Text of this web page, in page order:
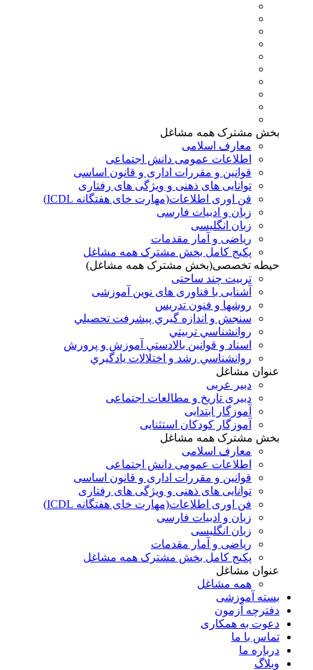
بخش مشترک همه مشاغل
معارف اسلامی
اطلاعات عمومی دانش اجتماعی
قوانین و مقررات اداری و قانون اساسی
توانایی های ذهنی و ویژگی های رفتاری
فن اوری اطلاعات(مهارت خای هفتگانه ICDL)
زبان و ادبیات فارسی
زبان انگلیسی
ریاضی و آمار مقدمات
پکیج کامل بخش مشترک همه مشاغل
حیطه تخصصی(بخش مشترک همه مشاغل)
تربیت چند ساحتی
آشنایی با فناوری های نوین آموزشی
روشها و فنون تدريس
سنجش و اندازه گيري پيشرفت تحصيلي
روانشناسي تربيتي
اسناد و قوانين بالادستي آموزش و پرورش
روانشناسي رشد و اختلالات يادگيري
عنوان مشاغل
دبير عربی
دبیری تاریخ و مطالعات اجتماعی
آموزگار ابتدایی
آموزگار کودکان استثنایی
بخش مشترک همه مشاغل
معارف اسلامی
اطلاعات عمومی دانش اجتماعی
قوانین و مقررات اداری و قانون اساسی
توانایی های ذهنی و ویژگی های رفتاری
فن اوری اطلاعات(مهارت خای هفتگانه ICDL)
زبان و ادبیات فارسی
زبان انگلیسی
ریاضی و آمار مقدمات
پکیج کامل بخش مشترک همه مشاغل
عنوان مشاغل
همه مشاغل
بسته آموزشی
دفترچه آزمون
دعوت به همکاری
تماس با ما
درباره ما
وبلاگ